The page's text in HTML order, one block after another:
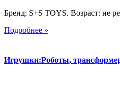
Бренд: S+S TOYS. Возраст: не
Подробнее »
Игрушки:Роботы,